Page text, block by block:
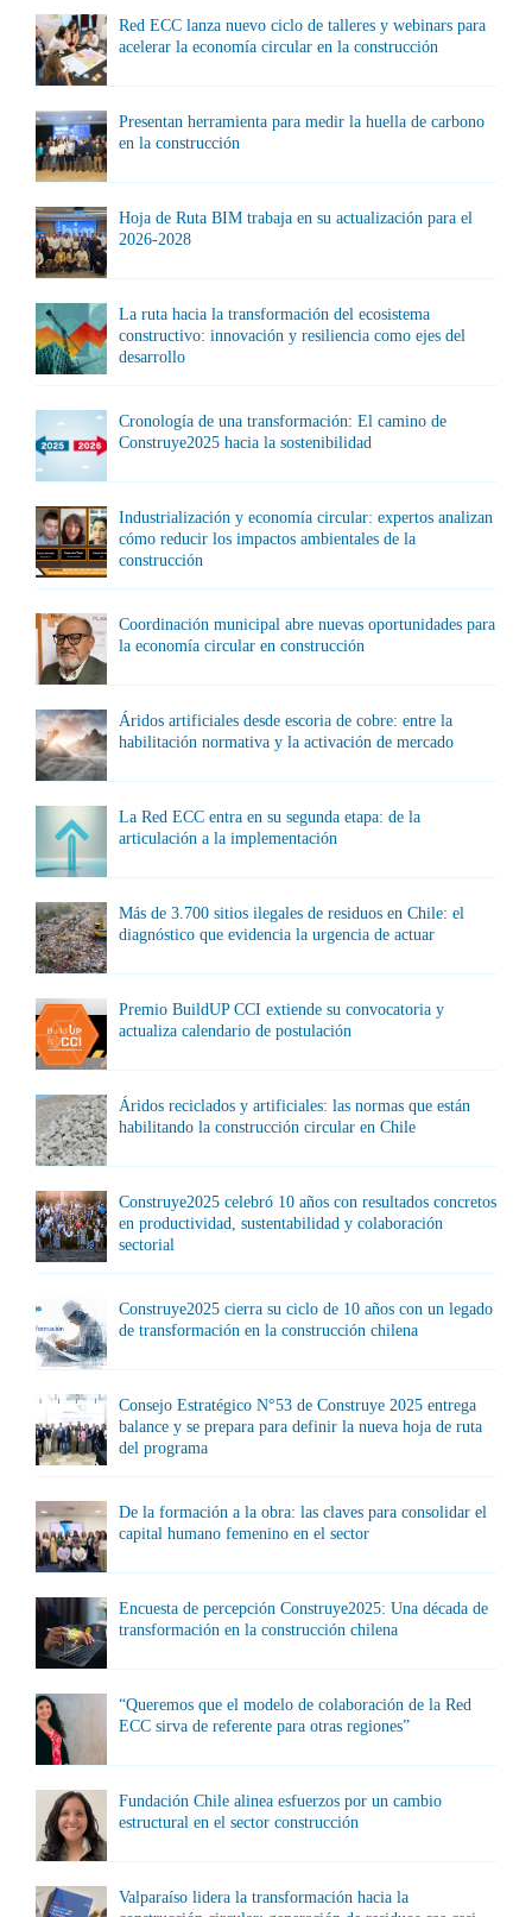
Red ECC lanza nuevo ciclo de talleres y webinars para
acelerar la economía circular en la construcción
Presentan herramienta para medir la huella de carbono
en la construcción
Hoja de Ruta BIM trabaja en su actualización para el
2026-2028
La ruta hacia la transformación del ecosistema
constructivo: innovación y resiliencia como ejes del
desarrollo
Cronología de una transformación: El camino de
Construye2025 hacia la sostenibilidad
Industrialización y economía circular: expertos analizan
cómo reducir los impactos ambientales de la
construcción
Coordinación municipal abre nuevas oportunidades para
la economía circular en construcción
Áridos artificiales desde escoria de cobre: entre la
habilitación normativa y la activación de mercado
La Red ECC entra en su segunda etapa: de la
articulación a la implementación
Más de 3.700 sitios ilegales de residuos en Chile: el
diagnóstico que evidencia la urgencia de actuar
Premio BuildUP CCI extiende su convocatoria y
actualiza calendario de postulación
Áridos reciclados y artificiales: las normas que están
habilitando la construcción circular en Chile
Construye2025 celebró 10 años con resultados concretos
en productividad, sustentabilidad y colaboración
sectorial
Construye2025 cierra su ciclo de 10 años con un legado
de transformación en la construcción chilena
Consejo Estratégico N°53 de Construye 2025 entrega
balance y se prepara para definir la nueva hoja de ruta
del programa
De la formación a la obra: las claves para consolidar el
capital humano femenino en el sector
Encuesta de percepción Construye2025: Una década de
transformación en la construcción chilena
“Queremos que el modelo de colaboración de la Red
ECC sirva de referente para otras regiones”
Fundación Chile alinea esfuerzos por un cambio
estructural en el sector construcción
Valparaíso lidera la transformación hacia la